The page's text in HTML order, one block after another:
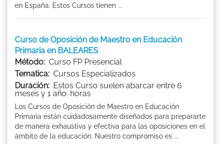
en España. Estos Cursos tienen ...
Curso de Oposición de Maestro en Educación
Primaria en BALEARES
Método: Curso FP Presencial
Tematica: Cursos Especializados
Duración: Estos Curso suelen abarcar entre 6
meses y 1 año. horas
Los Cursos de Oposición de Maestro en Educación
Primaria están cuidadosamente diseñados para prepararte
de manera exhaustiva y efectiva para las oposiciones en el
ámbito de la educación. Nuestro compromiso es ...